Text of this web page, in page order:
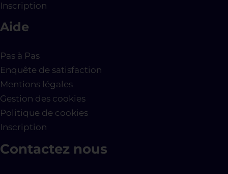
Inscription
Aide
Pas à Pas
Enquête de satisfaction
Mentions légales
Gestion des cookies
Politique de cookies
Inscription
Contactez nous